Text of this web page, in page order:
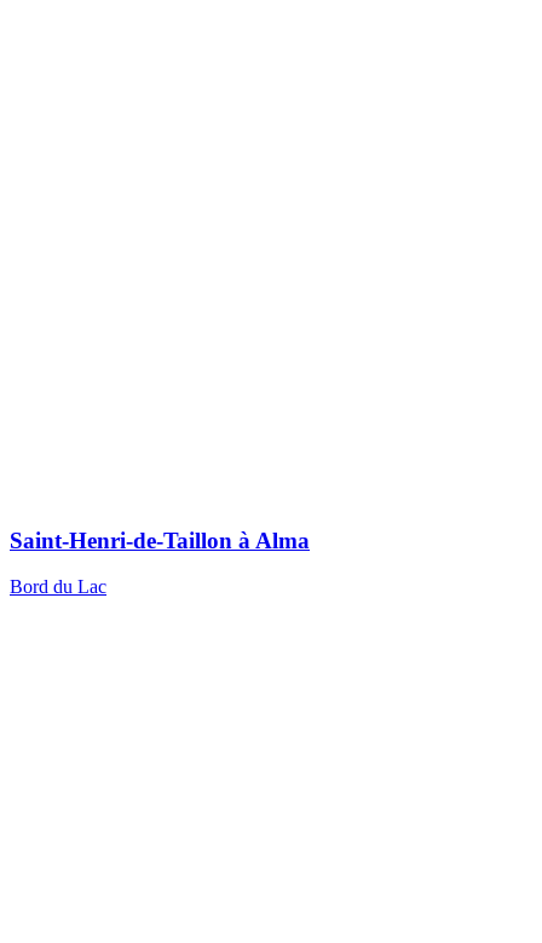
Saint-Henri-de-Taillon à Alma
Bord du Lac